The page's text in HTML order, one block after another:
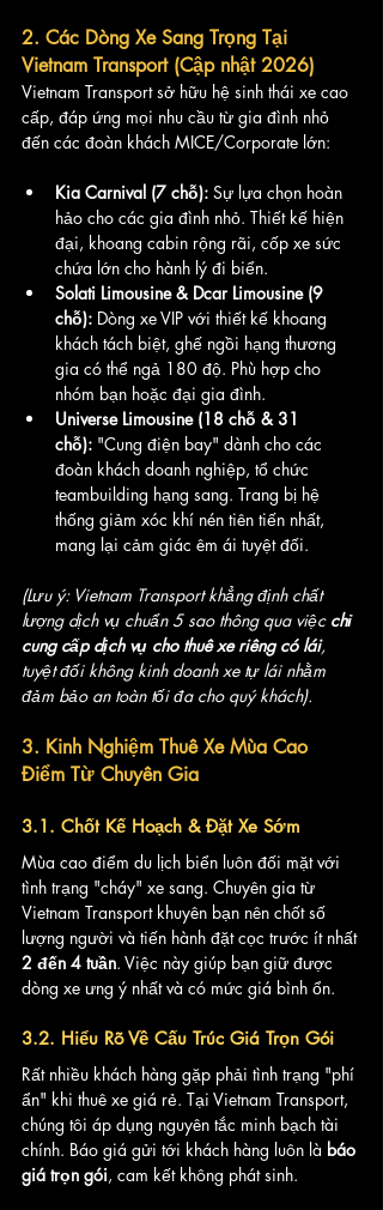
2. Các Dòng Xe Sang Trọng Tại
Vietnam Transport (Cập nhật 2026)
Vietnam Transport sở hữu hệ sinh thái xe cao
cấp, đáp ứng mọi nhu cầu từ gia đình nhỏ
đến các đoàn khách MICE/Corporate lớn:
Kia Carnival (7 chỗ): Sự lựa chọn hoàn
hảo cho các gia đình nhỏ. Thiết kế hiện
đại, khoang cabin rộng rãi, cốp xe sức
chứa lớn cho hành lý đi biển.
Solati Limousine & Dcar Limousine (9
chỗ): Dòng xe VIP với thiết kế khoang
khách tách biệt, ghế ngồi hạng thương
gia có thể ngả 180 độ. Phù hợp cho
nhóm bạn hoặc đại gia đình.
Universe Limousine (18 chỗ & 31
chỗ): "Cung điện bay" dành cho các
đoàn khách doanh nghiệp, tổ chức
teambuilding hạng sang. Trang bị hệ
thống giảm xóc khí nén tiên tiến nhất,
mang lại cảm giác êm ái tuyệt đối.
(Lưu ý: Vietnam Transport khẳng định chất
lượng dịch vụ chuẩn 5 sao thông qua việc chỉ
cung cấp dịch vụ cho thuê xe riêng có lái,
tuyệt đối không kinh doanh xe tự lái nhằm
đảm bảo an toàn tối đa cho quý khách).
3. Kinh Nghiệm Thuê Xe Mùa Cao
Điểm Từ Chuyên Gia
3.1. Chốt Kế Hoạch & Đặt Xe Sớm
Mùa cao điểm du lịch biển luôn đối mặt với
tình trạng "cháy" xe sang. Chuyên gia từ
Vietnam Transport khuyên bạn nên chốt số
lượng người và tiến hành đặt cọc trước ít nhất
2 đến 4 tuần. Việc này giúp bạn giữ được
dòng xe ưng ý nhất và có mức giá bình ổn.
3.2. Hiểu Rõ Về Cấu Trúc Giá Trọn Gói
Rất nhiều khách hàng gặp phải tình trạng "phí
ẩn" khi thuê xe giá rẻ. Tại Vietnam Transport,
chúng tôi áp dụng nguyên tắc minh bạch tài
chính. Báo giá gửi tới khách hàng luôn là báo
giá trọn gói, cam kết không phát sinh.